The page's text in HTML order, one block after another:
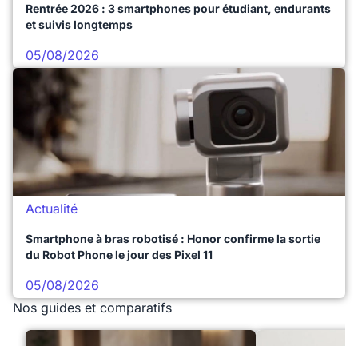
Rentrée 2026 : 3 smartphones pour étudiant, endurants
et suivis longtemps
05/08/2026
Actualité
Smartphone à bras robotisé : Honor confirme la sortie
du Robot Phone le jour des Pixel 11
05/08/2026
Nos guides et comparatifs